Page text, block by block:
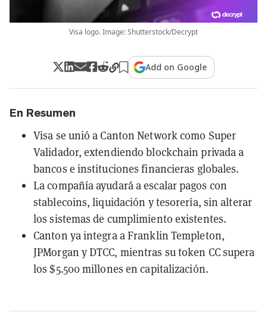
Visa logo. Image: Shutterstock/Decrypt
Add on Google
En Resumen
Visa se unió a Canton Network como Super
Validador, extendiendo blockchain privada a
bancos e instituciones financieras globales.
La compañía ayudará a escalar pagos con
stablecoins, liquidación y tesorería, sin alterar
los sistemas de cumplimiento existentes.
Canton ya integra a Franklin Templeton,
JPMorgan y DTCC, mientras su token CC supera
los $5.500 millones en capitalización.